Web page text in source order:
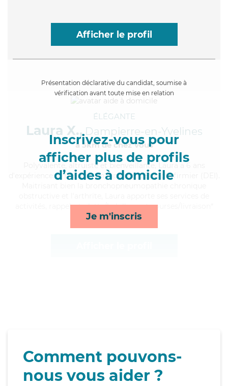
Afficher le profil
Présentation déclarative du candidat, soumise à
vérification avant toute mise en relation
Inscrivez-vous pour
afficher plus de profils
d’aides à domicile
Je m'inscris
ÉLÉGANTE
Laura X., Dampierre-en-Yvelines
à 5km de chez Vous
, altruiste et bienveillante, Laura a 6 ans
d'expérience et possède un diplôme d'Etat d'infirmier (DEI).
activités, rappels, toilette/habillage et courses/livraison*
Comment pouvons-
nous vous aider ?